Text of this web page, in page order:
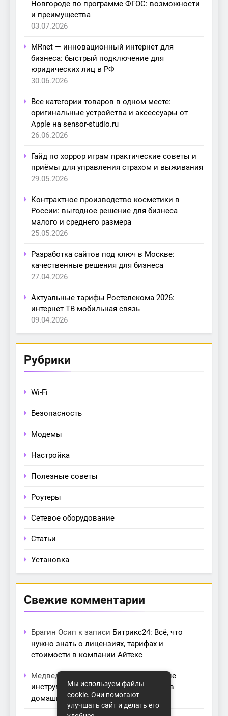
Новгороде по программе ФГОС: возможности
и преимущества
03.07.2026
MRnet — инновационный интернет для
бизнеса: быстрый подключение для
юридических лиц в РФ
30.06.2026
Все категории товаров в одном месте:
оригинальные устройства и аксессуары от
Apple на sensor-studio.ru
26.06.2026
Гайд по хоррор играм практические советы и
приёмы для управления страхом и выживания
29.05.2026
Контрактное производство косметики в
России: выгодное решение для бизнеса
малого и среднего размера
25.05.2026
Разработка сайтов под ключ в Москве:
качественные решения для бизнеса
27.04.2026
Актуальные тарифы Ростелекома 2026:
интернет ТВ мобильная связь
09.04.2026
Рубрики
Wi-Fi
Безопасность
Модемы
Настройка
Полезные советы
Роутеры
Сетевое оборудование
Статьи
Установка
Свежие комментарии
Брагин Осип к записи Битрикс24: Всё, что
нужно знать о лицензиях, тарифах и
стоимости в компании Айтекс
Медведева Амалия
Основные
инструменты для создания серверов в
домашних условиях
Мы используем файлы
cookie. Они помогают
улучшать сайт и делать его